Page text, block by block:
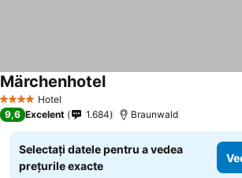
4 Stele Hotel
Märchenhotel
9,6 Excelent 1.684 Braunwald
Selectați datele pentru a vedea
prețurile exacte